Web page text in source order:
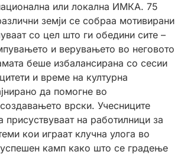
или локална ИМКА. 75
земји се собраа мотивирани
со цел што ги обедини сите –
и верувањето во неговото
беше избалансирана со сесии
и време на културна
да помогне во
врски. Учесниците
на работилници за
кои играат клучна улога во
камп како што се градење